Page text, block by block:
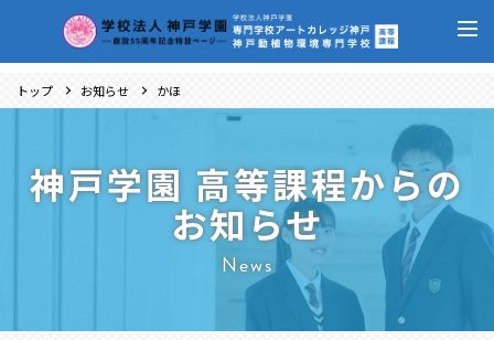
トップ お知らせ かほ
神戸学園 高等課程からの
お知らせ
News